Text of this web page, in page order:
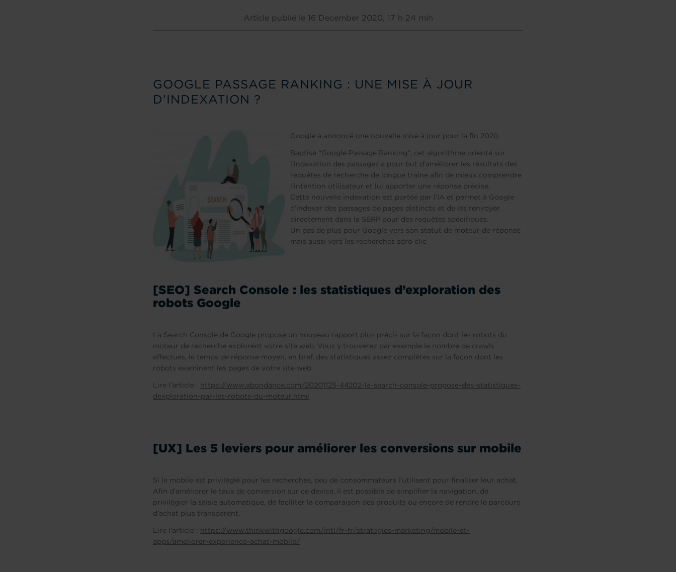
Article publié le 16 December 2020, 17 h 24 min
GOOGLE PASSAGE RANKING : UNE MISE À JOUR
D'INDEXATION ?
Google a annoncé une nouvelle mise à jour pour la fin 2020.
Baptisé “Google Passage Ranking”, cet algorithme orienté sur
l’indexation des passages a pour but d’améliorer les résultats des
requêtes de recherche de longue traîne afin de mieux comprendre
l’intention utilisateur et lui apporter une réponse précise.
Cette nouvelle indexation est portée par l’IA et permet à Google
d’indexer des passages de pages distincts et de les renvoyer
directement dans la SERP pour des requêtes spécifiques.
Un pas de plus pour Google vers son statut de moteur de réponse
mais aussi vers les recherches zéro clic
[SEO] Search Console : les statistiques d’exploration des
robots Google
La Search Console de Google propose un nouveau rapport plus précis sur la façon dont les robots du
moteur de recherche explorent votre site web. Vous y trouverez par exemple le nombre de crawls
effectués, le temps de réponse moyen, en bref, des statistiques assez complètes sur la façon dont les
robots examinent les pages de votre site web.
Lire l’article : https://www.abondance.com/20201125-44202-la-search-console-propose-des-statistiques-
dexploration-par-les-robots-du-moteur.html
[UX] Les 5 leviers pour améliorer les conversions sur mobile
Si le mobile est privilégié pour les recherches, peu de consommateurs l’utilisent pour finaliser leur achat.
Afin d’améliorer le taux de conversion sur ce device, il est possible de simplifier la navigation, de
privilégier la saisie automatique, de faciliter la comparaison des produits ou encore de rendre le parcours
d’achat plus transparent.
Lire l’article : https://www.thinkwithgoogle.com/intl/fr-fr/strategies-marketing/mobile-et-
apps/ameliorer-experience-achat-mobile/